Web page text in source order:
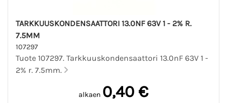
TARKKUUSKONDENSAATTORI 13.0NF 63V 1 - 2% R.
7.5MM
107297
Tuote 107297. Tarkkuuskondensaattori 13.0nF 63V 1 -
2% r. 7.5mm.
alkaen 0,40 €